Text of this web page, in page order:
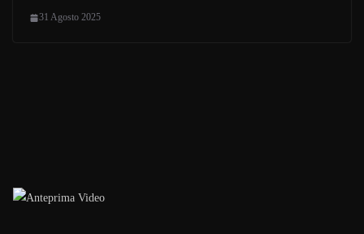
31 Agosto 2025